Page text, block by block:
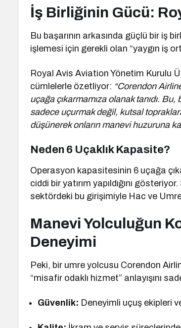
İş Birliğinin Gücü:
Bu başarının arkasında güçlü bir iş
işlemesi için gerekli olan “yaygın iş
Royal Avis Aviation Yönetim Kurulu
cümlelerle özetliyor: “Corendon
uçağa çıkarmamıza olanak tanıdı.
sadece uçurmak değil, kutsal
düşünerek onların manevi huzuruna
Neden 6 Uçaklık Kapasite?
Operasyon kapasitesinin 6 uçağa
ciddi bir yatırım yapıldığını
sektördeki bu girişimiyle Hac ve
Manevi Yolculuğun
Deneyimi
Peki, bir umre yolcusu Corendon
“misafir odaklı hizmet” anlayışını
Güvenlik: Deneyimli uçuş ekipleri